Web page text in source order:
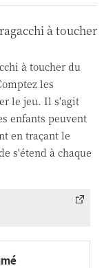
à toucher
à toucher du
les
le jeu. Il s'agit
enfants peuvent
en traçant le
s'étend à chaque